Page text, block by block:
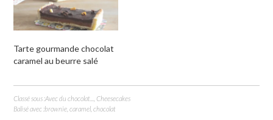
Tarte gourmande chocolat
caramel au beurre salé
Classé sous :Avec du chocolat... ,Cheesecakes
Balisé avec :brownie ,caramel ,chocolat